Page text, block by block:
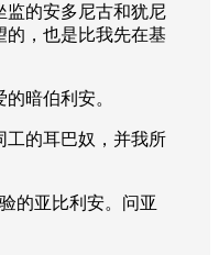
监的安多尼古和犹尼
的，也是比我先在基
暗伯利安。
工的耳巴奴，并我所
的亚比利安。问亚